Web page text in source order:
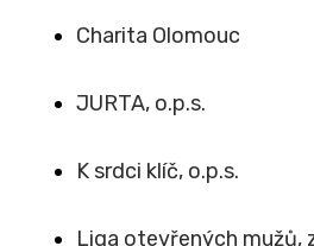
Charita Olomouc
JURTA, o.p.s.
K srdci klíč, o.p.s.
Liga otevřených mužů,